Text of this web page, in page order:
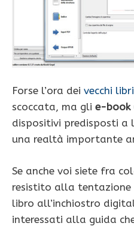
Forse l’ora dei vecchi
scoccata, ma gli e-book
dispositivi predisposti a
una realtà importante
Se anche voi siete fra
resistito alla tentazione
libro all’inchiostro
interessati alla guida